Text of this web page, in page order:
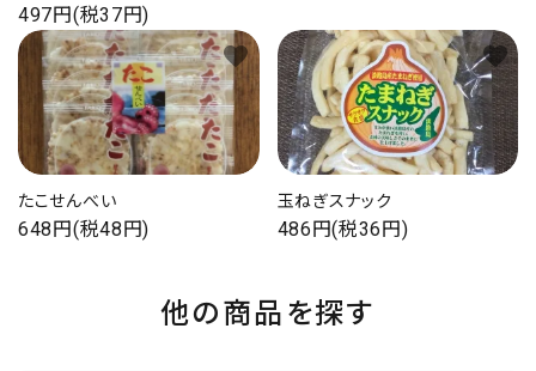
497円(税37円)
たこせんべい
648円(税48円)
favorite
玉ねぎスナック
486円(税36円)
favorite
他の商品を探す